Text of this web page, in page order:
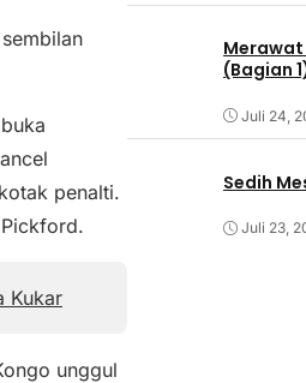
penalti.
Kukar
unggul
Merawat
(Bagian
Juli 24,
Sedih
Juli 23,